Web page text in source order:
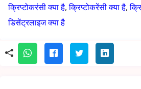
क्रिप्टोकरंसी क्या है,क्रिप्टोकरेंसी क्या है,
डिसेंट्रलाइज क्या है